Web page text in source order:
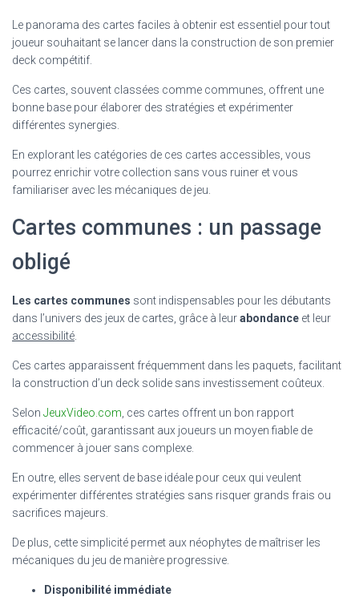
Le panorama des cartes faciles à obtenir est essentiel pour tout
joueur souhaitant se lancer dans la construction de son premier
deck compétitif.
Ces cartes, souvent classées comme communes, offrent une
bonne base pour élaborer des stratégies et expérimenter
différentes synergies.
En explorant les catégories de ces cartes accessibles, vous
pourrez enrichir votre collection sans vous ruiner et vous
familiariser avec les mécaniques de jeu.
Cartes communes : un passage
obligé
Les cartes communes sont indispensables pour les débutants
dans l’univers des jeux de cartes, grâce à leurabondance et leur
accessibilité
Ces cartes apparaissent fréquemment dans les paquets, facilitant
la construction d’un deck solide sans investissement coûteux.
Selon JeuxVideo.com , ces cartes offrent un bon rapport
efficacité/coût, garantissant aux joueurs un moyen fiable de
commencer à jouer sans complexe.
En outre, elles servent de base idéale pour ceux qui veulent
expérimenter différentes stratégies sans risquer grands frais ou
sacrifices majeurs.
De plus, cette simplicité permet aux néophytes de maîtriser les
mécaniques du jeu de manière progressive.
Disponibilité immédiate